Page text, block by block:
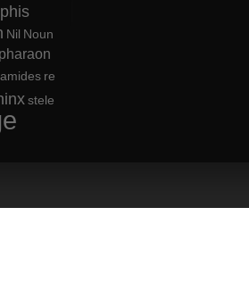
Nil Noun
pharaon
re
stele